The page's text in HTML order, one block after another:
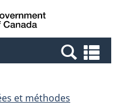
Canada
et
et méthodes